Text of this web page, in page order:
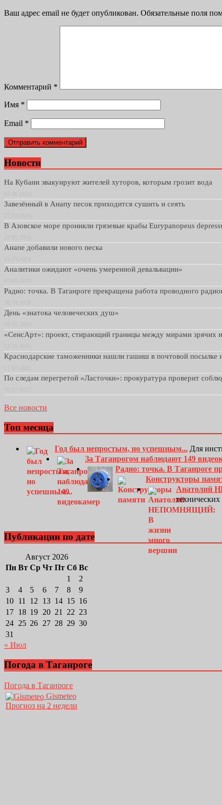
Ваш адрес email не будет опубликован. Обязательные поля
Комментарий *
Имя *
Email *
Новости
На Кубани эвакуируют жителей хуторов, которым грозит вода
Завезённый в Анапу песок приходится сушить и сеять
В Азовское море проникли грязевые крабы Eurypanopeus
Анапе добавили нового песка
Аналитики ожидают «очень умеренной девальвации»
Радио: точка. В Таганроге прекращена работа проводного
День «знатока человеческих душ»
«СенсАрт»: проект, стирающий границы между мирами зрячих
Краснодарские таможенники нашли гашиш в почтовой посылке
По следам перегретой «Ласточки»: прокуратура проверит
Все новости
Топ месяца
Год был непростым, но успешным... Для
За Таганрогом наблюдают 149
Радио: точка. В Таганроге
Конструкторы
Анатолий
Публикации по дате
Август 2026
Пн Вт Ср Чт Пт Сб Вс
1
2
3
4 5 6 7 8
9
10 11 12 13 14 15 16
17 18 19 20 21 22 23
24 25 26 27 28 29 30
31
« Июл
Погода в Таганроге
Погода в Таганроге
Gismeteo
Прогноз на 2 недели